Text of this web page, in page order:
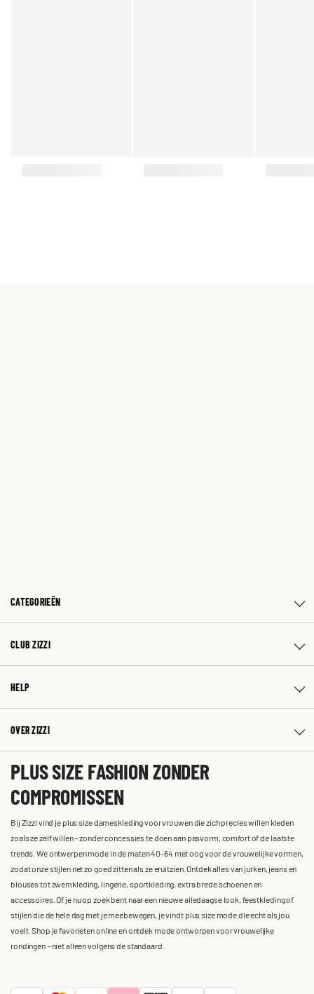
CATEGORIEËN
CLUB ZIZZI
HELP
OVER ZIZZI
PLUS SIZE FASHION ZONDER
COMPROMISSEN
Bij Zizzi vind je plus size dameskleding voor vrouwen die zich precies willen kleden
zoals ze zelf willen – zonder concessies te doen aan pasvorm, comfort of de laatste
trends. We ontwerpen mode in de maten 40-64 met oog voor de vrouwelijke vormen,
zodat onze stijlen net zo goed zitten als ze eruitzien. Ontdek alles van jurken, jeans en
blouses tot zwemkleding, lingerie, sportkleding, extra brede schoenen en
accessoires. Of je nu op zoek bent naar een nieuwe alledaagse look, feestkleding of
stijlen die de hele dag met je meebewegen, je vindt plus size mode die echt als jou
voelt. Shop je favorieten online en ontdek mode ontworpen voor vrouwelijke
rondingen – niet alleen volgens de standaard.